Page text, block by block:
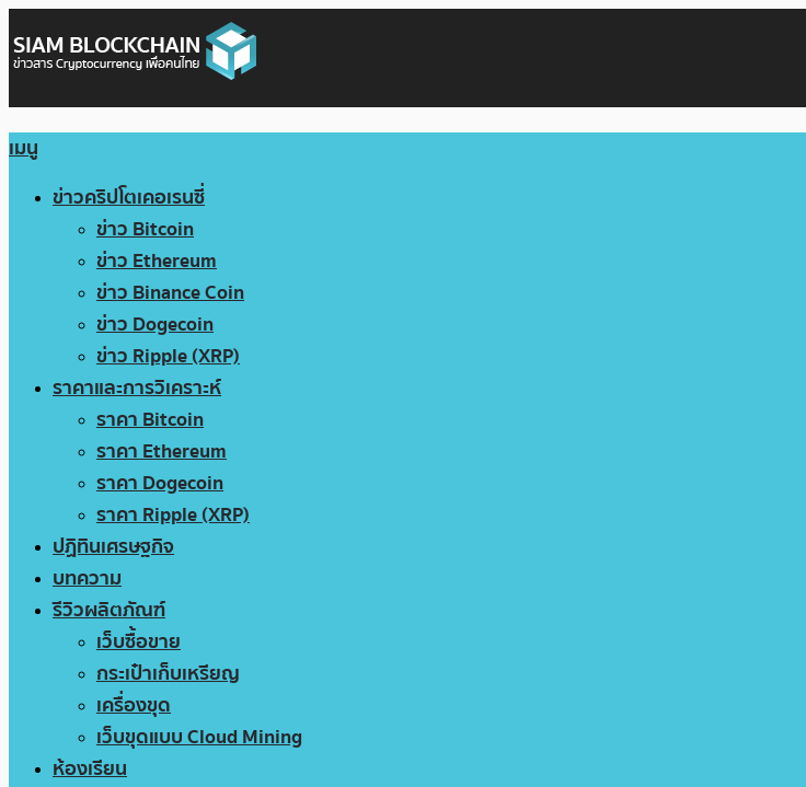
เมนู
ข่าวคริปโตเคอเรนซี่
ข่าว Bitcoin
ข่าว Ethereum
ข่าว Binance Coin
ข่าว Dogecoin
ข่าว Ripple (XRP)
ราคาและการวิเคราะห์
ราคา Bitcoin
ราคา Ethereum
ราคา Dogecoin
ราคา Ripple (XRP)
ปฏิทินเศรษฐกิจ
บทความ
รีวิวผลิตภัณฑ์
เว็บซื้อขาย
กระเป๋าเก็บเหรียญ
เครื่องขุด
เว็บขุดแบบ Cloud Mining
ห้องเรียน